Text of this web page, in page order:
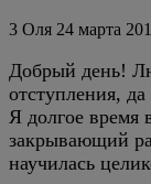
3 Оля 24 марта
Добрый день!
отступления,
Я долгое время
закрывающий
научилась